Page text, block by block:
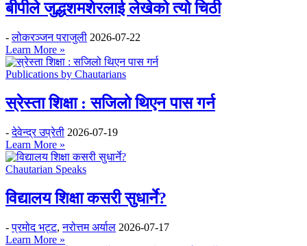
बीपीले जुद्धशमशेरलाई लेखेको त्यो चिठी
-लोकरञ्‍जन पराजुली 2026-07-22
Learn More »
Publications by Chautarians
स्रेस्ता शिक्षा : सजिलो थिएन पास गर्न
-देवेन्द्र उप्रेती 2026-07-19
Learn More »
Chautarian Speaks
विद्यालय शिक्षा कसरी सुधार्ने?
-प्रमोद भट्ट,नरोत्तम अर्याल 2026-07-17
Learn More »